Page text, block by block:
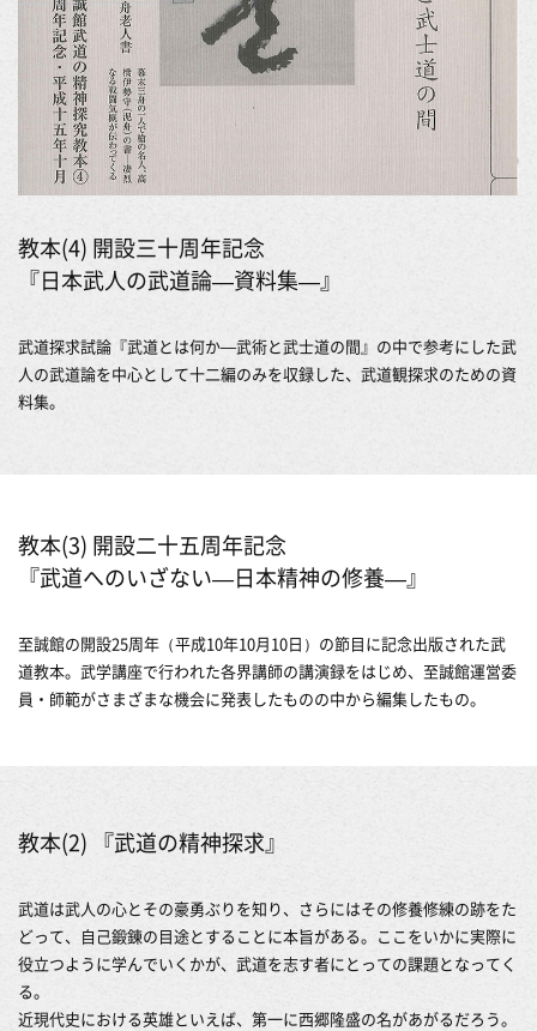
教本(4) 開設三十周年記念
『日本武人の武道論―資料集―』
武道探求試論『武道とは何か―武術と武士道の間』の中で参考にした武
人の武道論を中心として十二編のみを収録した、武道観探求のための資
料集。
教本(3) 開設二十五周年記念
『武道へのいざない―日本精神の修養―』
至誠館の開設25周年（平成10年10月10日）の節目に記念出版された武
道教本。武学講座で行われた各界講師の講演録をはじめ、至誠館運営委
員・師範がさまざまな機会に発表したものの中から編集したもの。
教本(2) 『武道の精神探求』
武道は武人の心とその豪勇ぶりを知り、さらにはその修養修練の跡をた
どって、自己鍛錬の目途とすることに本旨がある。ここをいかに実際に
役立つように学んでいくかが、武道を志す者にとっての課題となってく
る。
近現代史における英雄といえば、第一に西郷隆盛の名があがるだろう。